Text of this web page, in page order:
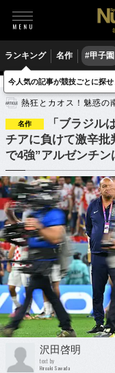
ランキング 名作 #甲子園
サッカー 海外サッカー
熱狂とカオス！魅惑の
名作
「ブラジル
チアに負けて激辛
で4強”アルゼンチン
沢田啓明
text by
Hiroaki Sawada
今人気の記事が競技ごとに探せ